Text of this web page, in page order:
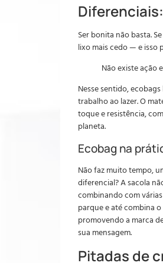
Ser bonita não basta.
lixo mais cedo — e isso
Não existe ação
Nesse sentido,
trabalho ao lazer. O
toque e resistência,
planeta.
Ecobag na
Não faz muito tempo,
diferencial? A sacola
combinando com
parque e até combina
promovendo a marca
sua mensagem.
Pitadas de